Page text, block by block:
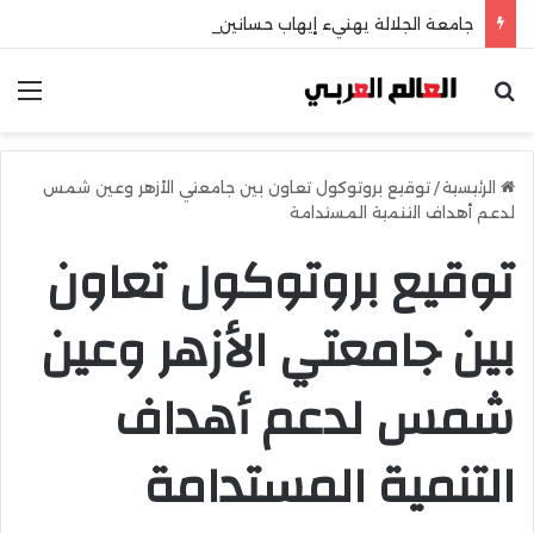
بحث عن
الرئيسية/ توقيع بروتوكول تعاون بين جامعتي الأزهر وعين شمس
لدعم أهداف التنمية المستدامة
توقيع بروتوكول تعاون
بين جامعتي الأزهر وعين
شمس لدعم أهداف
التنمية المستدامة